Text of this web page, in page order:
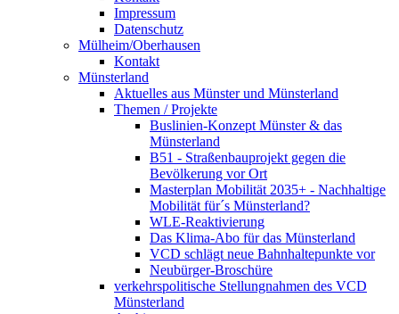
Impressum
Datenschutz
Mülheim/Oberhausen
Kontakt
Münsterland
Aktuelles aus Münster und Münsterland
Themen / Projekte
Buslinien-Konzept Münster & das
Münsterland
B51 - Straßenbauprojekt gegen die
Bevölkerung vor Ort
Masterplan Mobilität 2035+ - Nachhaltige
Mobilität für´s Münsterland?
WLE-Reaktivierung
Das Klima-Abo für das Münsterland
VCD schlägt neue Bahnhaltepunkte vor
Neubürger-Broschüre
verkehrspolitische Stellungnahmen des VCD
Münsterland